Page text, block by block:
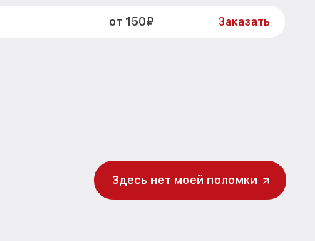
от 150₽ Заказать
Здесь нет моей поломки